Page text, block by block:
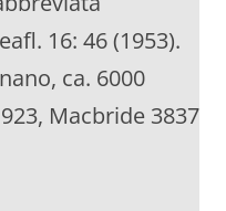
16: 46 (1953).
ca. 6000
Macbride 3837